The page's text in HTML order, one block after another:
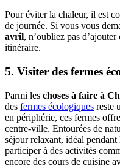
Pour éviter la chaleur, il est
de journée. Si vous vous
avril, n’oubliez pas
itinéraire.
5. Visiter des fermes
Parmi les choses à faire à
des fermes écologiques reste
en périphérie, ces fermes
centre-ville. Entourées de
séjour relaxant, idéal
participer à des activités
encore des cours de cuisine